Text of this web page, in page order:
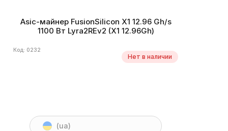
Asic-майнер FusionSilicon X1 12.96 Gh/s
1100 Вт Lyra2REv2 (X1 12.96Gh)
Код: 0232
Нет в наличии
(ua)